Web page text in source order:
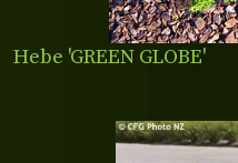
Hebe 'GREEN GLOBE'